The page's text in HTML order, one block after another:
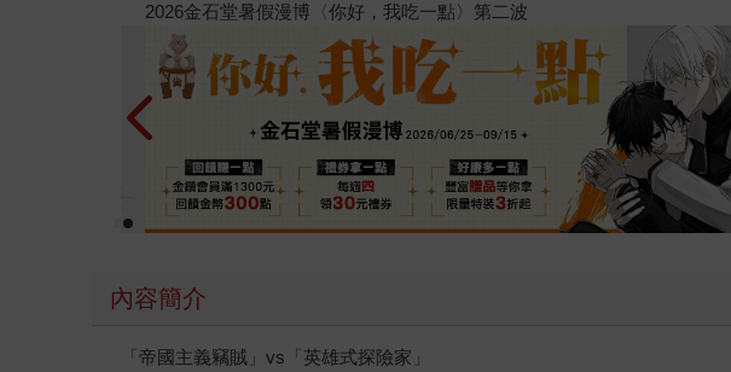
春光ｘ奇幻基地｜全書系展
內容簡介
「帝國主義竊賊」vs「英雄式探險家」